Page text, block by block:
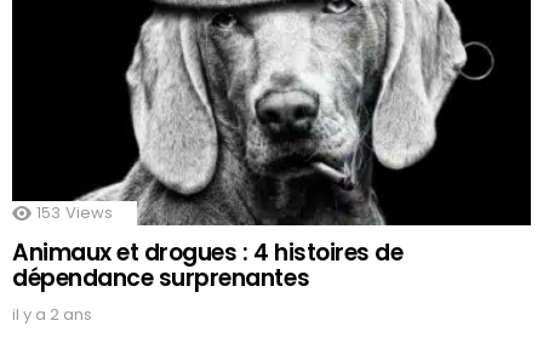
153 Views
Animaux et drogues : 4 histoires de
dépendance surprenantes
il y a 2 ans